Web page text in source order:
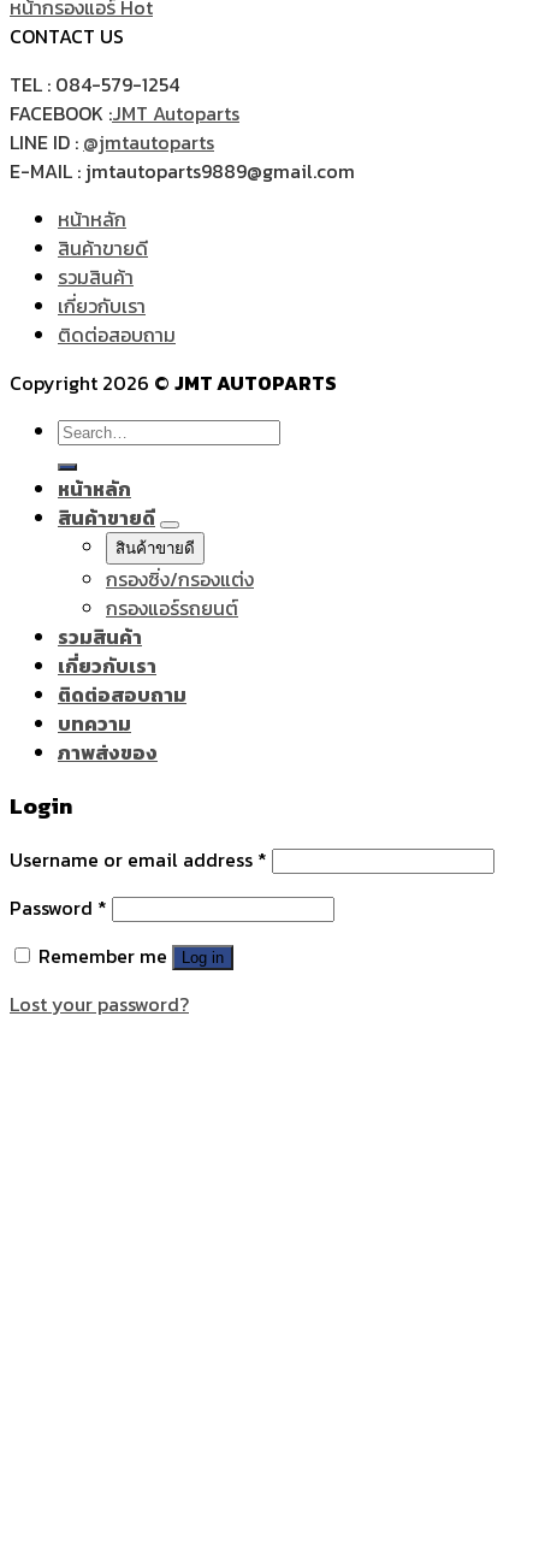
หน้ากรองแอร์
CONTACT US
TEL : 084-579-1254
FACEBOOK :JMT Autoparts
LINE ID : @jmtautoparts
E-MAIL : jmtautoparts9889@gmail.com
หน้าหลัก
สินค้าขายดี
รวมสินค้า
เกี่ยวกับเรา
ติดต่อสอบถาม
Copyright 2026 © JMT AUTOPARTS
Search
for:
หน้าหลัก
สินค้าขายดี
สินค้าขายดี
กรองซิ่ง/กรองแต่ง
กรองแอร์รถยนต์
รวมสินค้า
เกี่ยวกับเรา
ติดต่อสอบถาม
บทความ
ภาพส่งของ
Login
Username or email address *
Password *
Remember me
Log in
Lost your password?